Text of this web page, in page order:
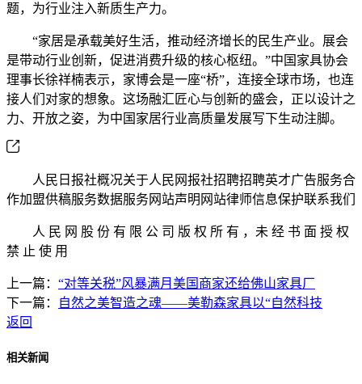
题，为行业注入新质生产力。
“家居是承载美好生活，推动经济增长的民生产业。展会
是带动行业创新，促进消费升级的核心枢纽。”中国家具协会
理事长徐祥楠表示，家博会是一座“桥”，连接全球市场，也连
接人们对家的想象。这场融汇匠心与创新的盛会，正以设计之
力、开放之姿，为中国家居行业高质量发展写下生动注脚。
人民日报社概况关于人民网报社招聘招聘英才广告服务合
作加盟供稿服务数据服务网站声明网站律师信息保护联系我们
人 民 网 股 份 有 限 公 司 版 权 所 有 ，未 经 书 面 授 权
禁 止 使 用
上一篇： “对等关税”风暴满月美国商家还给佛山家具厂
下一篇：
自然之美智造之魂——美勒森家具以“自然科技
返回
相关新闻